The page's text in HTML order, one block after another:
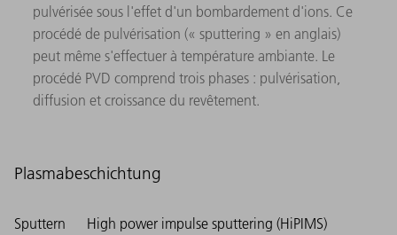
pulvérisée sous l'effet d'un bombardement d'ions. Ce
procédé de pulvérisation (« sputtering » en anglais)
peut même s'effectuer à température ambiante. Le
procédé PVD comprend trois phases : pulvérisation,
diffusion et croissance du revêtement.
Plasmabeschichtung
Sputtern
High power impulse sputtering (HiPIMS)